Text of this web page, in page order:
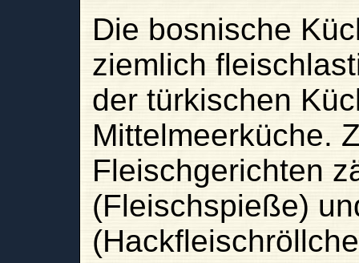
Die bosnische
ziemlich
der türkischen
Mittelmeerküche.
Fleischgerichten
(Fleischspieße)